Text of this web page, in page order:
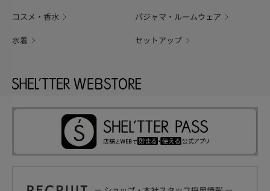
コスメ・香水 パジャマ・ルームウェア
水着 セットアップ